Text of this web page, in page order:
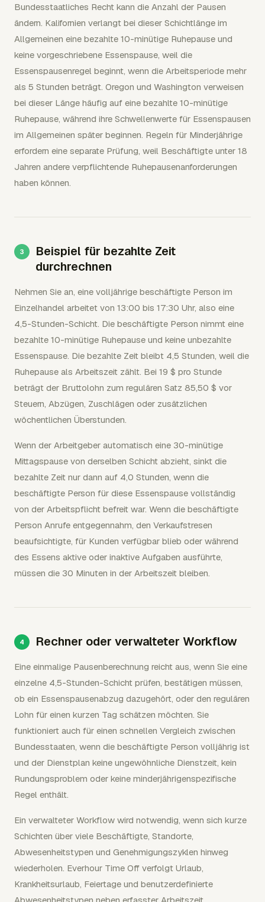
Bundesstaatliches Recht kann die Anzahl der Pausen
ändern. Kalifornien verlangt bei dieser Schichtlänge im
Allgemeinen eine bezahlte 10-minütige Ruhepause und
keine vorgeschriebene Essenspause, weil die
Essenspausenregel beginnt, wenn die Arbeitsperiode mehr
als 5 Stunden beträgt. Oregon und Washington verweisen
bei dieser Länge häufig auf eine bezahlte 10-minütige
Ruhepause, während ihre Schwellenwerte für Essenspausen
im Allgemeinen später beginnen. Regeln für Minderjährige
erfordern eine separate Prüfung, weil Beschäftigte unter 18
Jahren andere verpflichtende Ruhepausenanforderungen
haben können.
Beispiel für bezahlte Zeit
durchrechnen
Nehmen Sie an, eine volljährige beschäftigte Person im
Einzelhandel arbeitet von 13:00 bis 17:30 Uhr, also eine
4,5-Stunden-Schicht. Die beschäftigte Person nimmt eine
bezahlte 10-minütige Ruhepause und keine unbezahlte
Essenspause. Die bezahlte Zeit bleibt 4,5 Stunden, weil die
Ruhepause als Arbeitszeit zählt. Bei 19 $ pro Stunde
beträgt der Bruttolohn zum regulären Satz 85,50 $ vor
Steuern, Abzügen, Zuschlägen oder zusätzlichen
wöchentlichen Überstunden.
Wenn der Arbeitgeber automatisch eine 30-minütige
Mittagspause von derselben Schicht abzieht, sinkt die
bezahlte Zeit nur dann auf 4,0 Stunden, wenn die
beschäftigte Person für diese Essenspause vollständig
von der Arbeitspflicht befreit war. Wenn die beschäftigte
Person Anrufe entgegennahm, den Verkaufstresen
beaufsichtigte, für Kunden verfügbar blieb oder während
des Essens aktive oder inaktive Aufgaben ausführte,
müssen die 30 Minuten in der Arbeitszeit bleiben.
Rechner oder verwalteter Workflow
Eine einmalige Pausenberechnung reicht aus, wenn Sie eine
einzelne 4,5-Stunden-Schicht prüfen, bestätigen müssen,
ob ein Essenspausenabzug dazugehört, oder den regulären
Lohn für einen kurzen Tag schätzen möchten. Sie
funktioniert auch für einen schnellen Vergleich zwischen
Bundesstaaten, wenn die beschäftigte Person volljährig ist
und der Dienstplan keine ungewöhnliche Dienstzeit, kein
Rundungsproblem oder keine minderjährigenspezifische
Regel enthält.
Ein verwalteter Workflow wird notwendig, wenn sich kurze
Schichten über viele Beschäftigte, Standorte,
Abwesenheitstypen und Genehmigungszyklen hinweg
wiederholen. Everhour Time Off verfolgt Urlaub,
Krankheitsurlaub, Feiertage und benutzerdefinierte
Abwesenheitstypen neben erfasster Arbeitszeit,